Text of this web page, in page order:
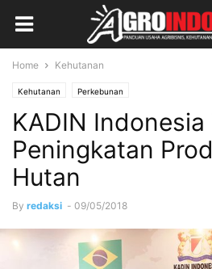
Home Kehutanan
Kehutanan Perkebunan
KADIN
Peningkatan
Hutan
By redaksi - 09/05/2018